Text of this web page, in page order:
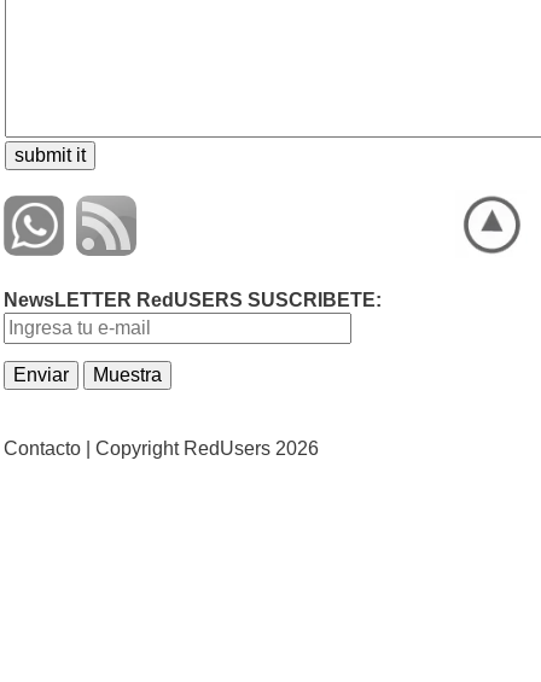
NewsLETTER RedUSERS SUSCRIBETE:
Contacto | Copyright RedUsers 2026